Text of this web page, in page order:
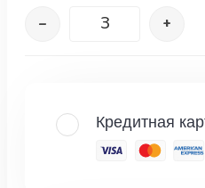
– +
Кредитная